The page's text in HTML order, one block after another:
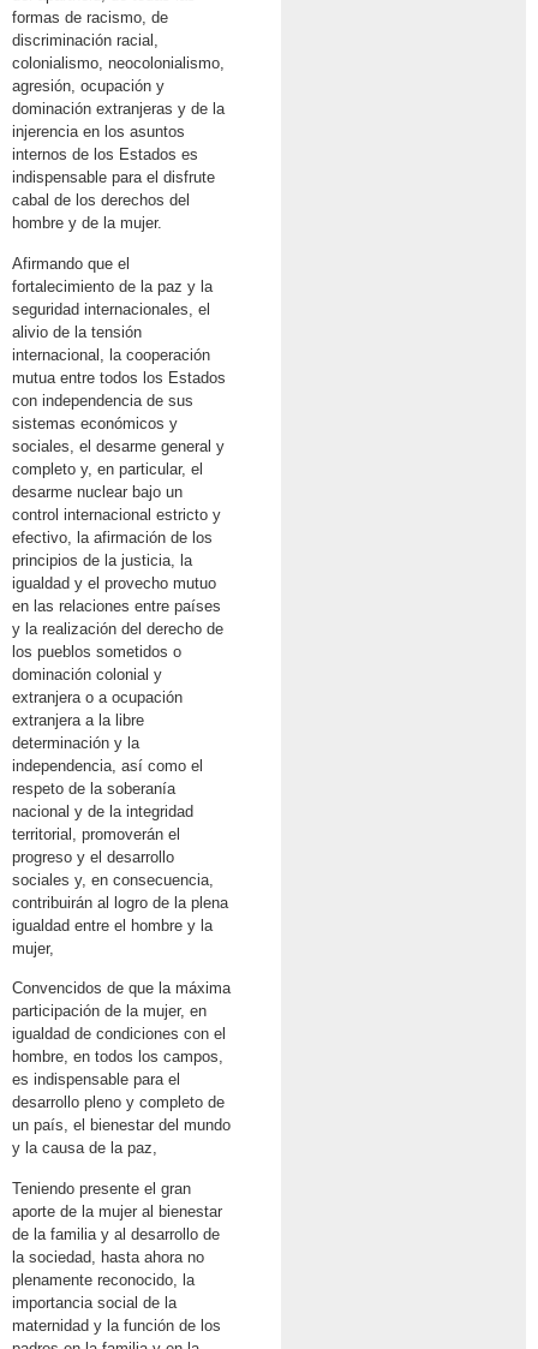
formas de racismo, de
discriminación racial,
colonialismo, neocolonialismo,
agresión, ocupación y
dominación extranjeras y de la
injerencia en los asuntos
internos de los Estados es
indispensable para el disfrute
cabal de los derechos del
hombre y de la mujer.
Afirmando que el
fortalecimiento de la paz y la
seguridad internacionales, el
alivio de la tensión
internacional, la cooperación
mutua entre todos los Estados
con independencia de sus
sistemas económicos y
sociales, el desarme general y
completo y, en particular, el
desarme nuclear bajo un
control internacional estricto y
efectivo, la afirmación de los
principios de la justicia, la
igualdad y el provecho mutuo
en las relaciones entre países
y la realización del derecho de
los pueblos sometidos o
dominación colonial y
extranjera o a ocupación
extranjera a la libre
determinación y la
independencia, así como el
respeto de la soberanía
nacional y de la integridad
territorial, promoverán el
progreso y el desarrollo
sociales y, en consecuencia,
contribuirán al logro de la plena
igualdad entre el hombre y la
mujer,
Convencidos de que la máxima
participación de la mujer, en
igualdad de condiciones con el
hombre, en todos los campos,
es indispensable para el
desarrollo pleno y completo de
un país, el bienestar del mundo
y la causa de la paz,
Teniendo presente el gran
aporte de la mujer al bienestar
de la familia y al desarrollo de
la sociedad, hasta ahora no
plenamente reconocido, la
importancia social de la
maternidad y la función de los